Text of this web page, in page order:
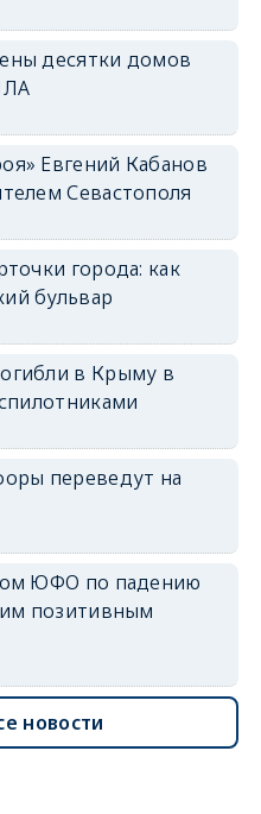
десятки домов
Евгений Кабанов
Севастополя
города: как
бульвар
в Крыму в
переведут на
ЮФО по падению
позитивным
новости